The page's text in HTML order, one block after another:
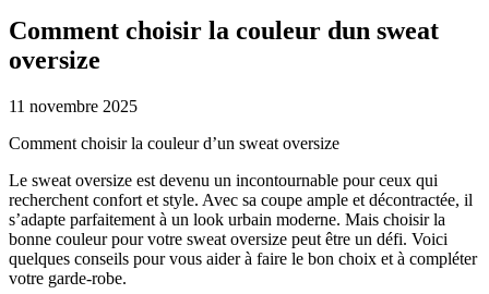
Comment choisir la couleur dun sweat
oversize
11 novembre 2025
Comment choisir la couleur d’un sweat oversize
Le sweat oversize est devenu un incontournable pour ceux qui
recherchent confort et style. Avec sa coupe ample et décontractée, il
s’adapte parfaitement à un look urbain moderne. Mais choisir la
bonne couleur pour votre sweat oversize peut être un défi. Voici
quelques conseils pour vous aider à faire le bon choix et à compléter
votre garde-robe.